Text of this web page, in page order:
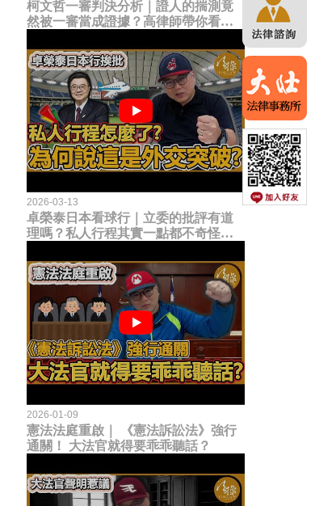
柯文哲一審判決分析｜證人的揣測竟
然被一審當成證據？高律師帶你看未
2026-03-13
卓榮泰日本看球行｜立委的批評有道
理嗎？私人行程其實一點都不奇怪？
2026-01-09
憲法法庭重啟｜ 《憲法訴訟法》強行
通關！ 大法官就得要乖乖聽話？